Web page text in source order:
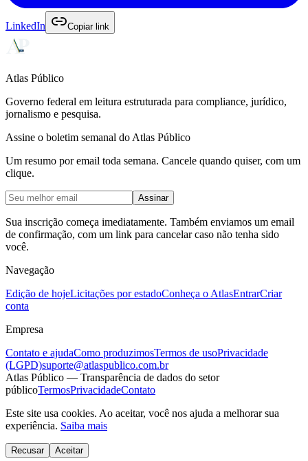
LinkedIn Copiar link
Atlas Público
Governo federal em leitura estruturada para compliance, jurídico,
jornalismo e pesquisa.
Assine o boletim semanal do Atlas Público
Um resumo por email toda semana. Cancele quando quiser, com um
clique.
Assinar
Sua inscrição começa imediatamente. Também enviamos um email
de confirmação, com um link para cancelar caso não tenha sido
você.
Navegação
Edição de hojeLicitações por estadoConheça o AtlasEntrarCriar
conta
Empresa
Contato e ajudaComo produzimosTermos de usoPrivacidade
(LGPD)suporte@atlaspublico.com.br
Atlas Público — Transparência de dados do setor
públicoTermosPrivacidadeContato
Este site usa cookies. Ao aceitar, você nos ajuda a melhorar sua
experiência. Saiba mais
Recusar Aceitar